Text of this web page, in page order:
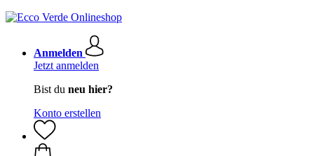
Anmelden
Jetzt anmelden
Bist du neu hier?
Konto erstellen